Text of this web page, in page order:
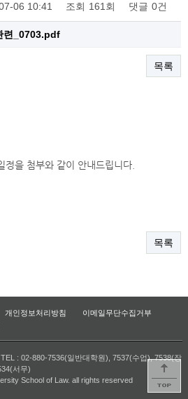
06 10:41 조회 161회 댓글 0건
련_0703.pdf
목록
을 첨부와 같이 안내드립니다.
목록
개인정보처리방침
이메일무단수집거부
: 02-880-7536(일반대학원), 7537(수업), 7538(장
서무)
School of Law. all rights reserved